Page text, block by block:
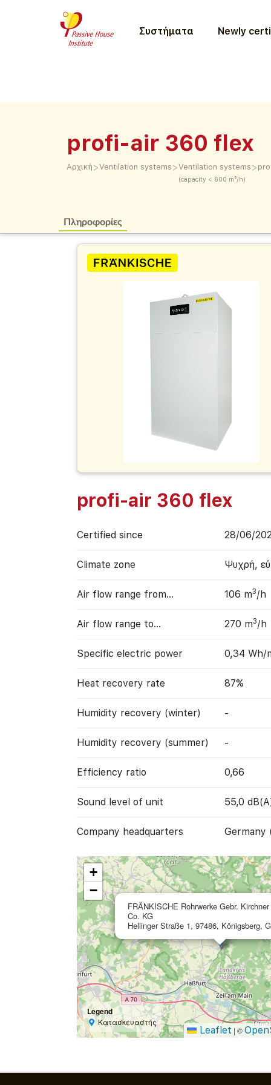
Συστήματα Newly
profi-air 360 flex
Αρχική >Ventilation systems >Ventilation systems
(capacity < 600 m³/h)
>
Πληροφορίες
profi-air 360 flex
Certified since 28/06/
Climate zone Ψυχρή,
Air flow range from… 106 m3/h
Air flow range to… 270 m3/h
Specific electric power 0,34 Wh/
Heat recovery rate 87%
Humidity recovery (winter) -
Humidity recovery (summer) -
Efficiency ratio 0,66
Sound level of unit 55,0
Company headquarters Germany
FRÄNKISCHE Rohrwerke Gebr.
Co. KG
Hellinger Straße 1, 97486, Königsberg,
+
−
Legend
Κατασκευαστής
Leaflet | ©